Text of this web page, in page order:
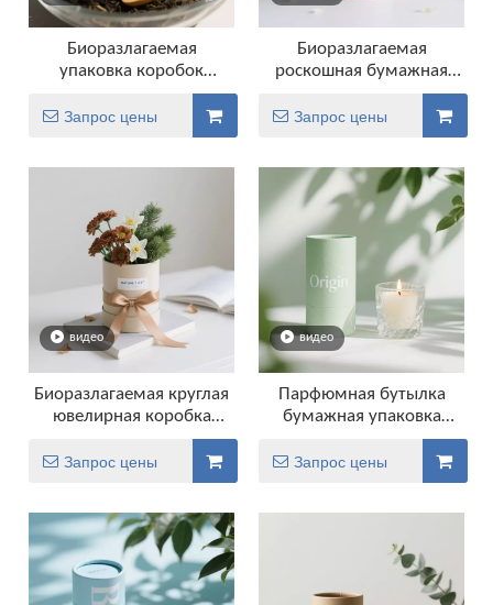
Биоразлагаемая
упаковка коробок
Композитная пищевая
упаковка
Запрос цены
Биоразлагаемая
роскошная бумажная
упаковка круглой
ювелирные украшения
для упаковки цветы
Запрос цены
видео
Биоразлагаемая круглая
ювелирная коробка
упаковка цветы коробка
роскошная подарочная
Запрос цены
видео
Парфюмная бутылка
бумажная упаковка
Запрос цены